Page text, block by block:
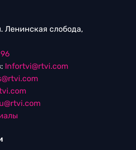
Ленинская слобода,
Infortvi@rtvi.com